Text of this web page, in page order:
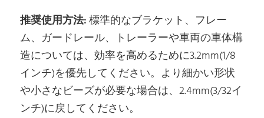
推奨使用方法:標準的なブラケット、フレー
ム、ガードレール、トレーラーや車両の車体構
造については、効率を高めるために3.2mm(1/8
インチ)を優先してください。より細かい形状
や小さなビーズが必要な場合は、2.4mm(3/32イ
ンチ)に戻してください。